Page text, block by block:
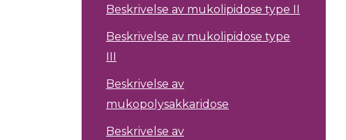
Beskrivelse av mukolipidose type II
Beskrivelse av mukolipidose type
Beskrivelse av
mukopolysakkaridose
Beskrivelse av